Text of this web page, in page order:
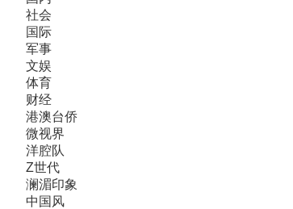
社会
国际
军事
文娱
体育
财经
港澳台侨
微视界
洋腔队
Z世代
澜湄印象
中国风